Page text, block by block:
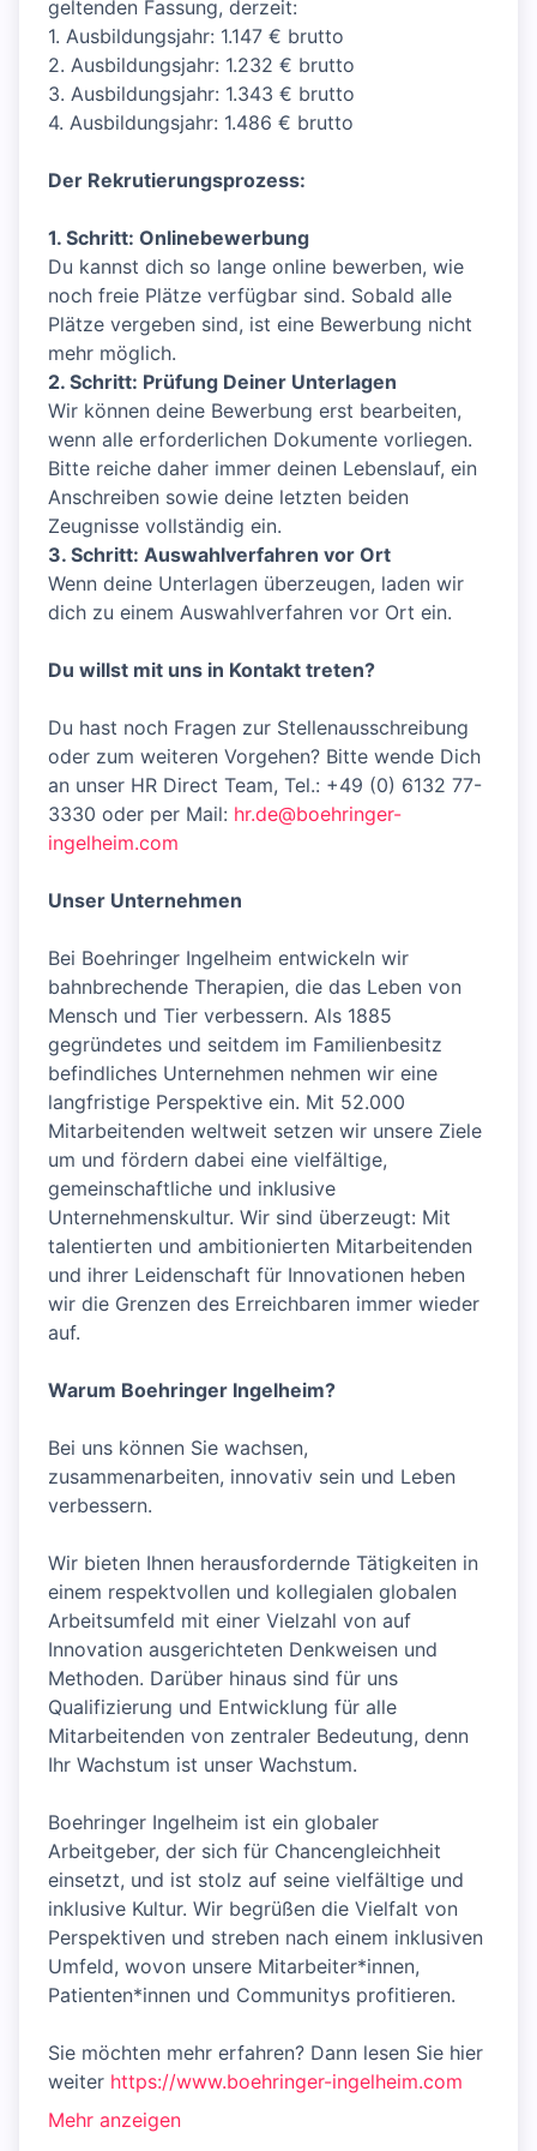
geltenden Fassung, derzeit:
1. Ausbildungsjahr: 1.147 € brutto
2. Ausbildungsjahr: 1.232 € brutto
3. Ausbildungsjahr: 1.343 € brutto
4. Ausbildungsjahr: 1.486 € brutto
Der Rekrutierungsprozess:
1. Schritt: Onlinebewerbung
Du kannst dich so lange online bewerben, wie
noch freie Plätze verfügbar sind. Sobald alle
Plätze vergeben sind, ist eine Bewerbung nicht
mehr möglich.
2. Schritt: Prüfung Deiner Unterlagen
Wir können deine Bewerbung erst bearbeiten,
wenn alle erforderlichen Dokumente vorliegen.
Bitte reiche daher immer deinen Lebenslauf, ein
Anschreiben sowie deine letzten beiden
Zeugnisse vollständig ein.
3. Schritt: Auswahlverfahren vor Ort
Wenn deine Unterlagen überzeugen, laden wir
dich zu einem Auswahlverfahren vor Ort ein.
Du willst mit uns in Kontakt treten?
Du hast noch Fragen zur Stellenausschreibung
oder zum weiteren Vorgehen? Bitte wende Dich
an unser HR Direct Team, Tel.: +49 (0) 6132 77-
3330 oder per Mail: hr.de@boehringer-
ingelheim.com
Unser Unternehmen
Bei Boehringer Ingelheim entwickeln wir
bahnbrechende Therapien, die das Leben von
Mensch und Tier verbessern. Als 1885
gegründetes und seitdem im Familienbesitz
befindliches Unternehmen nehmen wir eine
langfristige Perspektive ein. Mit 52.000
Mitarbeitenden weltweit setzen wir unsere Ziele
um und fördern dabei eine vielfältige,
gemeinschaftliche und inklusive
Unternehmenskultur. Wir sind überzeugt: Mit
talentierten und ambitionierten Mitarbeitenden
und ihrer Leidenschaft für Innovationen heben
wir die Grenzen des Erreichbaren immer wieder
auf.
Warum Boehringer Ingelheim?
Bei uns können Sie wachsen,
zusammenarbeiten, innovativ sein und Leben
verbessern.
Wir bieten Ihnen herausfordernde Tätigkeiten in
einem respektvollen und kollegialen globalen
Arbeitsumfeld mit einer Vielzahl von auf
Innovation ausgerichteten Denkweisen und
Methoden. Darüber hinaus sind für uns
Qualifizierung und Entwicklung für alle
Mitarbeitenden von zentraler Bedeutung, denn
Ihr Wachstum ist unser Wachstum.
Boehringer Ingelheim ist ein globaler
Arbeitgeber, der sich für Chancengleichheit
einsetzt, und ist stolz auf seine vielfältige und
inklusive Kultur. Wir begrüßen die Vielfalt von
Perspektiven und streben nach einem inklusiven
Umfeld, wovon unsere Mitarbeiter*innen,
Patienten*innen und Communitys profitieren.
Sie möchten mehr erfahren? Dann lesen Sie hier
weiter https://www.boehringer-ingelheim.com
Mehr anzeigen